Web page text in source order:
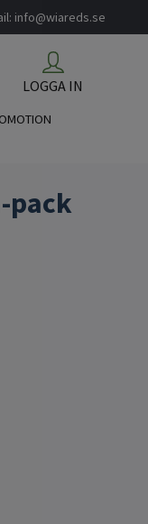
info@wiareds.se
LOGGA IN
pack